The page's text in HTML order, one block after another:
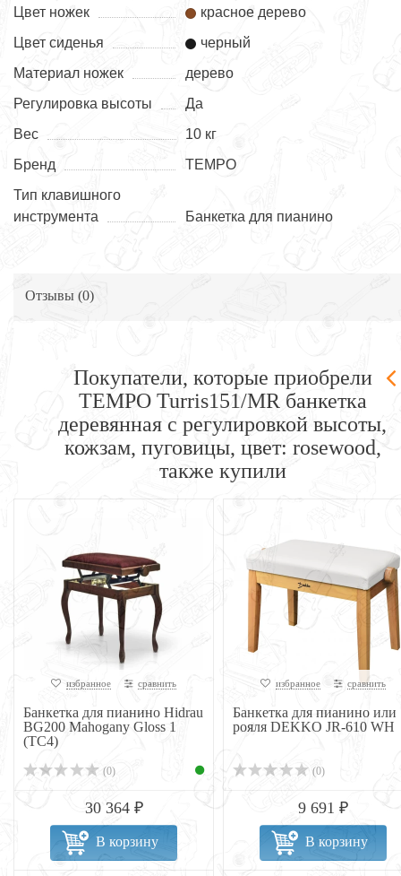
Цвет ножек
красное дерево
Цвет сиденья
черный
Материал ножек
дерево
Регулировка высоты
Да
Вес
10 кг
Бренд
TEMPO
Тип клавишного
инструмента
Банкетка для пианино
Отзывы (0)
Покупатели, которые приобрели
TEMPO Turris151/MR банкетка
деревянная с регулировкой высоты,
кожзам, пуговицы, цвет: rosewood,
также купили
избранное сравнить
Банкетка для пианино Hidrau
BG200 Mahogany Gloss 1
(TC4)
(0)
30 364 ₽
В корзину
избранное сравнить
Банкетка для пианино или
рояля DEKKO JR-610 WH
(0)
9 691 ₽
В корзину